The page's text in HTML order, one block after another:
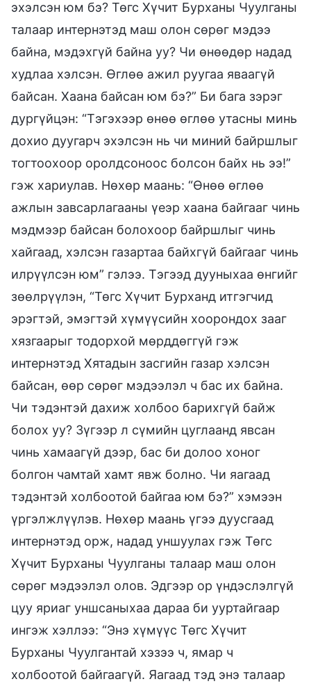
эхэлсэн юм бэ? Төгс Хүчит Бурханы Чуулганы
талаар интернэтэд маш олон сөрөг мэдээ
байна, мэдэхгүй байна уу? Чи өнөөдөр надад
худлаа хэлсэн. Өглөө ажил руугаа яваагүй
байсан. Хаана байсан юм бэ?” Би бага зэрэг
дургүйцэн: “Тэгэхээр өнөө өглөө утасны минь
дохио дуугарч эхэлсэн нь чи миний байршлыг
тогтоохоор оролдсоноос болсон байх нь ээ!”
гэж хариулав. Нөхөр маань: “Өнөө өглөө
ажлын завсарлагааны үеэр хаана байгааг чинь
мэдмээр байсан болохоор байршлыг чинь
хайгаад, хэлсэн газартаа байхгүй байгааг чинь
илрүүлсэн юм” гэлээ. Тэгээд дууныхаа өнгийг
зөөлрүүлэн, “Төгс Хүчит Бурханд итгэгчид
эрэгтэй, эмэгтэй хүмүүсийн хоорондох зааг
хязгаарыг тодорхой мөрддөггүй гэж
интернэтэд Хятадын засгийн газар хэлсэн
байсан, өөр сөрөг мэдээлэл ч бас их байна.
Чи тэдэнтэй дахиж холбоо барихгүй байж
болох уу? Зүгээр л сүмийн цуглаанд явсан
чинь хамаагүй дээр, бас би долоо хоног
болгон чамтай хамт явж болно. Чи яагаад
тэдэнтэй холбоотой байгаа юм бэ?” хэмээн
үргэлжлүүлэв. Нөхөр маань үгээ дуусгаад
интернэтэд орж, надад уншуулах гэж Төгс
Хүчит Бурханы Чуулганы талаар маш олон
сөрөг мэдээлэл олов. Эдгээр ор үндэслэлгүй
цуу яриаг уншсаныхаа дараа би ууртайгаар
ингэж хэллээ: “Энэ хүмүүс Төгс Хүчит
Бурханы Чуулгантай хэзээ ч, ямар ч
холбоотой байгаагүй. Яагаад тэд энэ талаар